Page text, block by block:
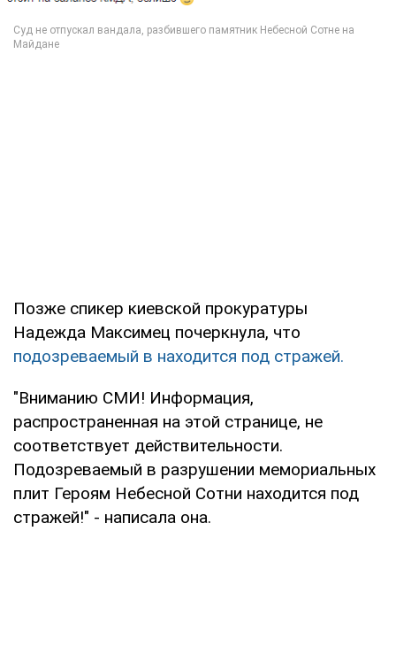
Позже спикер киевской прокуратуры
Надежда Максимец почеркнула, что
подозреваемый в находится под стражей.
"Вниманию СМИ! Информация,
распространенная на этой странице, не
соответствует действительности.
Подозреваемый в разрушении мемориальных
плит Героям Небесной Сотни находится под
стражей!" - написала она.